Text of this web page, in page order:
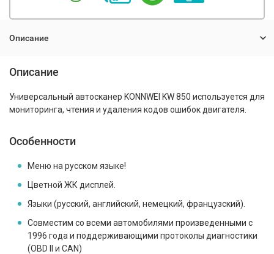
Описание
Описание
Универсальный автосканер KONNWEI KW 850 используется для
мониторинга, чтения и удаления кодов ошибок двигателя.
Особенности
Меню на русском языке!
Цветной ЖК дисплей.
Языки (русский, английский, немецкий, французский).
Совместим со всеми автомобилями произведенными с
1996 года и поддерживающими протоколы диагностики
(OBD II и CAN)